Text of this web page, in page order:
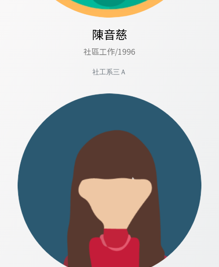
陳音慈
社區工作/1996
社工系三Ａ